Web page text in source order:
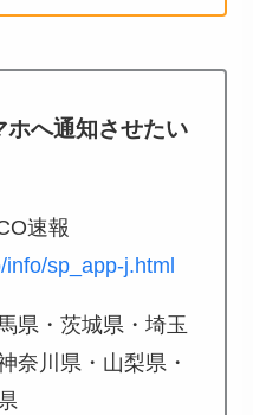
ホへ通知させたい
速報
sp_app-j.html
県・茨城県・埼玉
奈川県・山梨県・